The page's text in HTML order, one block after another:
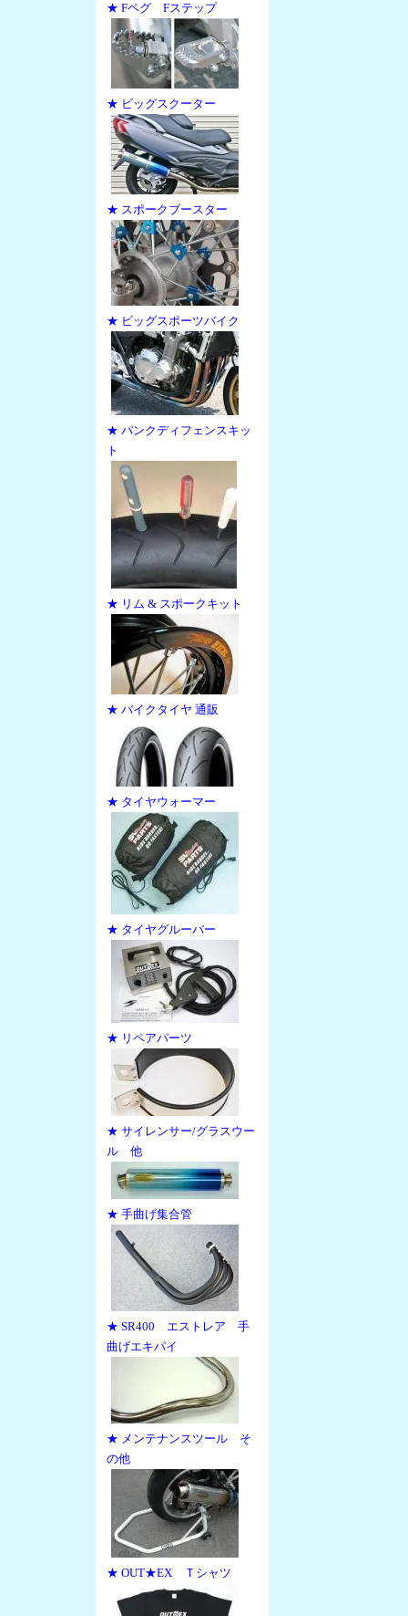
★ Fペグ Fステップ
★ ビッグスクーター
★ スポークブースター
★ ビッグスポーツバイク
★ パンクディフェンスキッ
ト
★ リム & スポークキット
★ バイクタイヤ 通販
★ タイヤウォーマー
★ タイヤグルーバー
★ リペアパーツ
★ サイレンサー/グラスウー
ル 他
★ 手曲げ集合管
★ SR400 エストレア 手
曲げエキパイ
★ メンテナンスツール そ
の他
★ OUT★EX Ｔシャツ